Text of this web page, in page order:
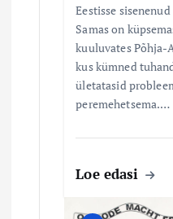
Eestisse
Samas on
kuuluvates Põhja-
kus kümned
ületatasid
peremehetsema.…
Loe edasi